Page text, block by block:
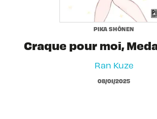
PIKA SHÔNEN
Craque pour moi,
Ran Kuze
08/01/2025